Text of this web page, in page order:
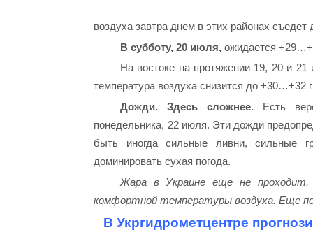
воздуха завтра днем ​​в этих районах
В субботу, 20 июля,ожидается
На востоке на протяжении 19, 20 и
температура воздуха снизится до +30…+32
Дожди. Здесь сложнее.Есть
понедельника, 22 июля. Эти дожди
быть иногда сильные ливни, сильные
доминировать сухая погода.
Жара в Украине еще не проходит,
комфортной температуры воздуха. Еще
В Укргидрометцентре